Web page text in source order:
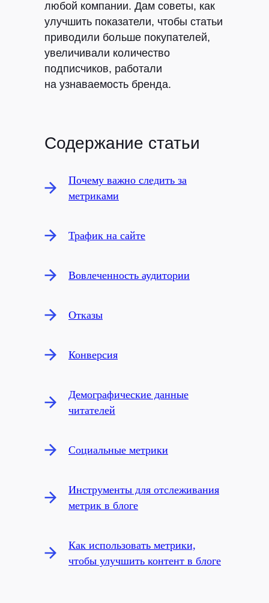
любой компании. Дам советы, как
улучшить показатели, чтобы статьи
приводили больше покупателей,
увеличивали количество
подписчиков, работали
на узнаваемость бренда.
Содержание статьи
Почему важно следить за
метриками
Трафик на сайте
Вовлеченность аудитории
Отказы
Конверсия
Демографические данные
читателей
Социальные метрики
Инструменты для отслеживания
метрик в блоге
Как использовать метрики,
чтобы улучшить контент в блоге